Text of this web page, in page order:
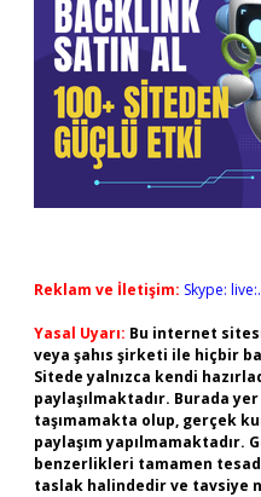
Reklam ve İletişim: Skype:
Yasal Uyarı: Bu internet
veya şahıs şirketi ile hiçbir
Sitede yalnızca kendi
paylaşılmaktadır. Burada
taşımamakta olup, gerçek
paylaşım yapılmamaktadır.
benzerlikleri tamamen
taslak halindedir ve tavsiye